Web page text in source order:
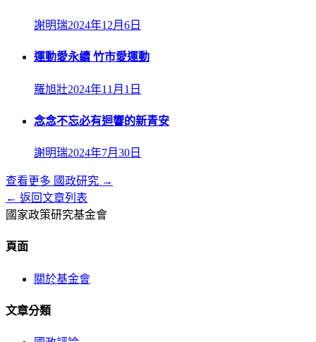
謝明瑞2024年12月6日
運動愛永續 竹市愛運動
羅旭壯2024年11月1日
念念不忘必有迴響的新青安
謝明瑞2024年7月30日
查看更多 國政研究 →
← 返回文章列表
國家政策研究基金會
頁面
關於基金會
文章分類